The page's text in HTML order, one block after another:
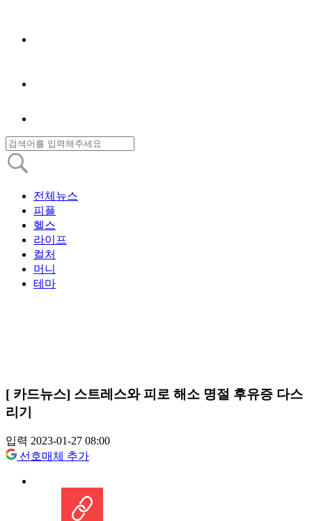
전체뉴스
피플
헬스
라이프
컬처
머니
테마
[ 카드뉴스] 스트레스와 피로 해소 명절 후유증 다스
리기
입력 2023-01-27 08:00
선호매체 추가